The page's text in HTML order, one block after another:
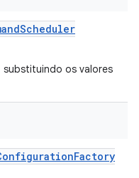
Scheduler
substituindo os valores
Factory